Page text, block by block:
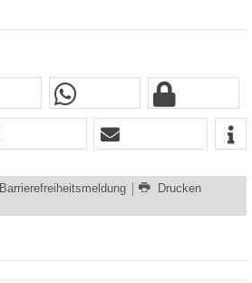
Barrierefreiheitsmeldung
Drucken